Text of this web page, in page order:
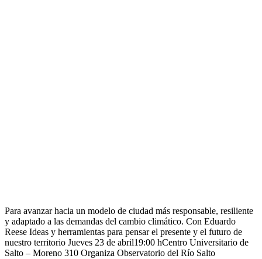
Para avanzar hacia un modelo de ciudad más responsable, resiliente
y adaptado a las demandas del cambio climático. Con Eduardo
Reese Ideas y herramientas para pensar el presente y el futuro de
nuestro territorio Jueves 23 de abril19:00 hCentro Universitario de
Salto – Moreno 310 Organiza Observatorio del Río Salto